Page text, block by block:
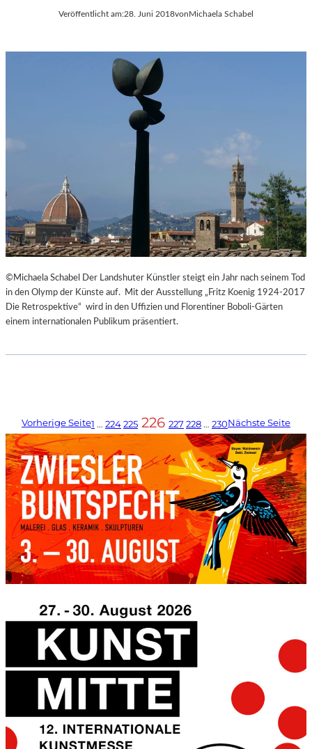
Veröffentlicht am:28. Juni 2018von Michaela Schabel
©Michaela Schabel Der Landshuter Künstler steigt ein Jahr nach seinem Tod
in den Olymp der Künste auf. Mit der Ausstellung „Fritz Koenig 1924-2017
Die Retrospektive“ wird in den Uffizien und Florentiner Boboli-Gärten
einem internationalen Publikum präsentiert.
Vorherige Seite1 … 224225 226 227228… 230Nächste Seite